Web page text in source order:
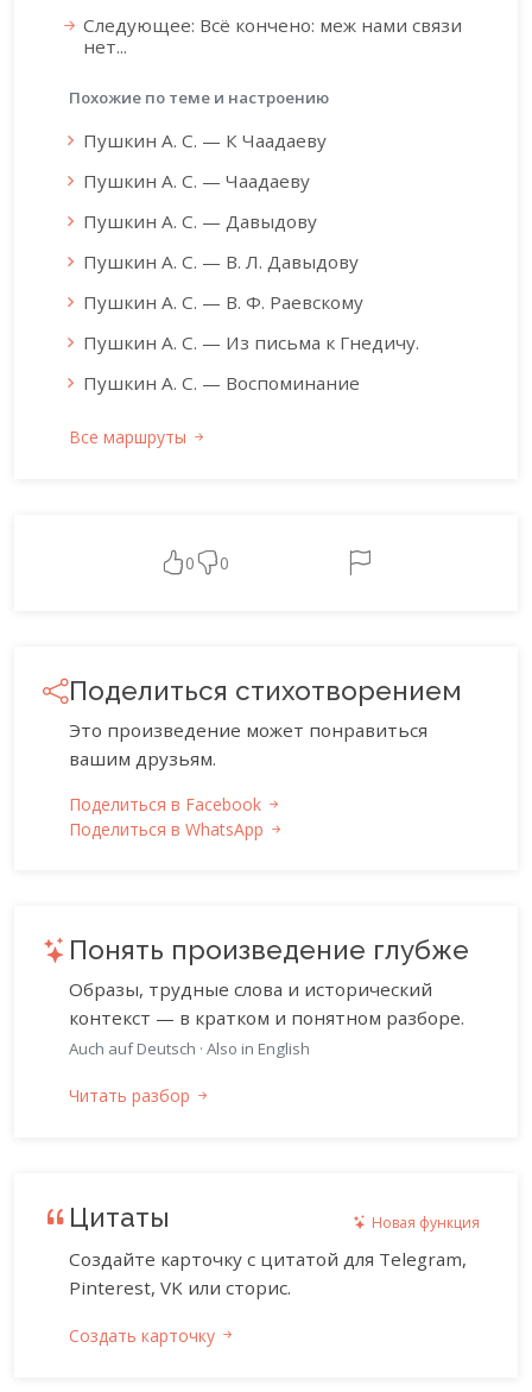
Следующее: Всё кончено: меж нами связи
нет...
Похожие по теме и настроению
Пушкин А. С. — К Чаадаеву
Пушкин А. С. — Чаадаеву
Пушкин А. С. — Давыдову
Пушкин А. С. — В. Л. Давыдову
Пушкин А. С. — В. Ф. Раевскому
Пушкин А. С. — Из письма к Гнедичу.
Пушкин А. С. — Воспоминание
Все маршруты
0 0
Поделиться стихотворением
Это произведение может понравиться
вашим друзьям.
Поделиться в Facebook
Поделиться в WhatsApp
Понять произведение глубже
Образы, трудные слова и исторический
контекст — в кратком и понятном разборе.
Auch auf Deutsch · Also in English
Читать разбор
Цитаты Новая функция
Создайте карточку с цитатой для Telegram,
Pinterest, VK или сторис.
Создать карточку